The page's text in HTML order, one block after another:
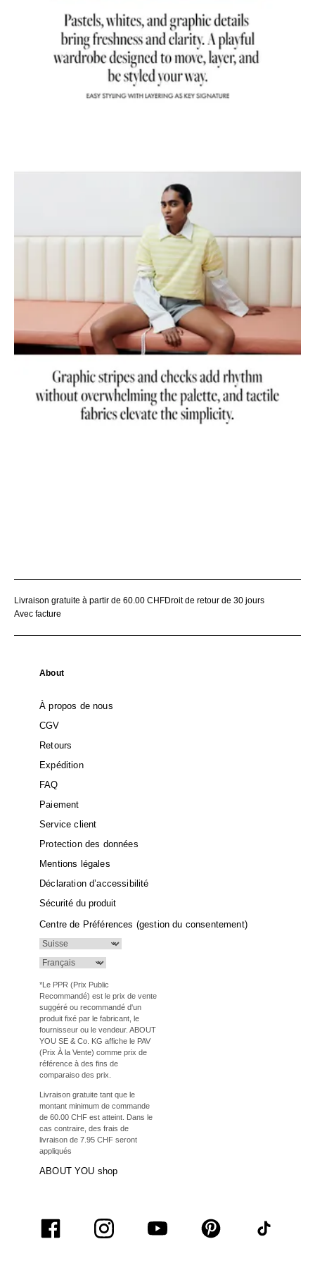
Livraison gratuite à partir de 60.00 CHFDroit de retour de 30 jours
Avec facture
About
À propos de nous
CGV
Retours
Expédition
FAQ
Paiement
Service client
Protection des données
Mentions légales
Déclaration d’accessibilité
Sécurité du produit
Centre de Préférences (gestion du consentement)
*Le PPR (Prix Public
Recommandé) est le prix de vente
suggéré ou recommandé d'un
produit fixé par le fabricant, le
fournisseur ou le vendeur. ABOUT
YOU SE & Co. KG affiche le PAV
(Prix À la Vente) comme prix de
référence à des fins de
comparaiso des prix.
Livraison gratuite tant que le
montant minimum de commande
de 60.00 CHF est atteint. Dans le
cas contraire, des frais de
livraison de 7.95 CHF seront
appliqués
ABOUT YOU shop